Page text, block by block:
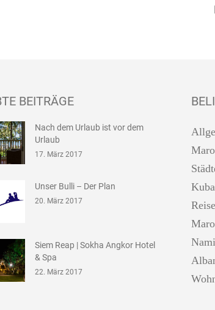
BEITRÄGE
Nach dem Urlaub ist vor dem
Urlaub
17. März 2017
Unser Bulli – Der Plan
20. März 2017
Siem Reap | Sokha Angkor Hotel
& Spa
22. März 2017
Kuba